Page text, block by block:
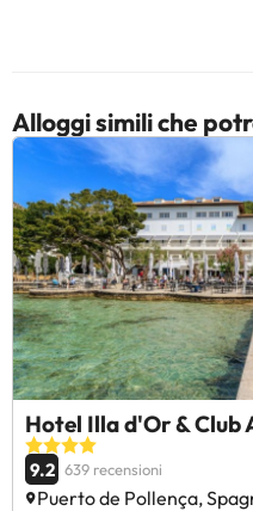
Alloggi simili che
Hotel Illa d'Or & Club
9.2 639 recensioni
Puerto de Pollença,